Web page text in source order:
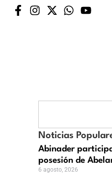
Noticias
Abinader
posesión de
6 agosto, 2026